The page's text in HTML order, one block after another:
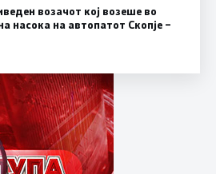
возачот кој возеше во
насока на автопатот Скопје –